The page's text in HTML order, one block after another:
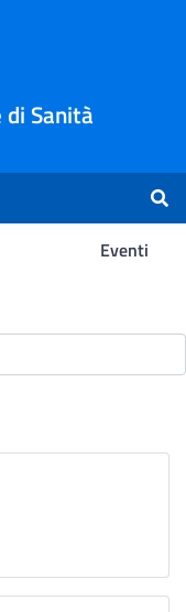
Sanità
Eventi
-